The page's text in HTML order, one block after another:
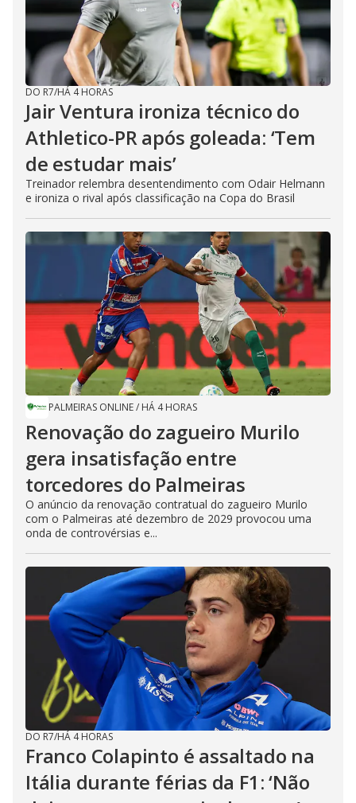
DO R7/HÁ 4 HORAS
Jair Ventura ironiza técnico do
Athletico-PR após goleada: ‘Tem
de estudar mais’
Treinador relembra desentendimento com Odair Helmann
e ironiza o rival após classificação na Copa do Brasil
PALMEIRAS ONLINE/ HÁ 4 HORAS
Renovação do zagueiro Murilo
gera insatisfação entre
torcedores do Palmeiras
O anúncio da renovação contratual do zagueiro Murilo
com o Palmeiras até dezembro de 2029 provocou uma
onda de controvérsias e...
DO R7/HÁ 4 HORAS
Franco Colapinto é assaltado na
Itália durante férias da F1: ‘Não